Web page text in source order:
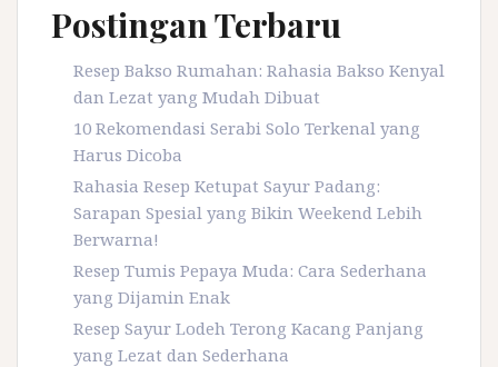
Postingan Terbaru
Resep Bakso Rumahan: Rahasia Bakso Kenyal
dan Lezat yang Mudah Dibuat
10 Rekomendasi Serabi Solo Terkenal yang
Harus Dicoba
Rahasia Resep Ketupat Sayur Padang:
Sarapan Spesial yang Bikin Weekend Lebih
Berwarna!
Resep Tumis Pepaya Muda: Cara Sederhana
yang Dijamin Enak
Resep Sayur Lodeh Terong Kacang Panjang
yang Lezat dan Sederhana